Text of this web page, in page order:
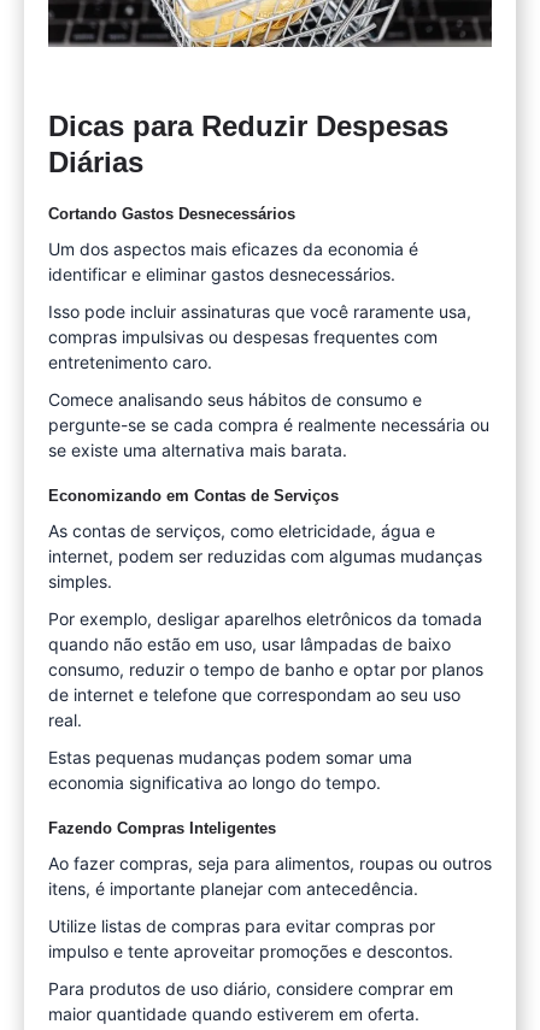
Dicas para Reduzir Despesas
Diárias
Cortando Gastos Desnecessários
Um dos aspectos mais eficazes da economia é
identificar e eliminar gastos desnecessários.
Isso pode incluir assinaturas que você raramente usa,
compras impulsivas ou despesas frequentes com
entretenimento caro.
Comece analisando seus hábitos de consumo e
pergunte-se se cada compra é realmente necessária ou
se existe uma alternativa mais barata.
Economizando em Contas de Serviços
As contas de serviços, como eletricidade, água e
internet, podem ser reduzidas com algumas mudanças
simples.
Por exemplo, desligar aparelhos eletrônicos da tomada
quando não estão em uso, usar lâmpadas de baixo
consumo, reduzir o tempo de banho e optar por planos
de internet e telefone que correspondam ao seu uso
real.
Estas pequenas mudanças podem somar uma
economia significativa ao longo do tempo.
Fazendo Compras Inteligentes
Ao fazer compras, seja para alimentos, roupas ou outros
itens, é importante planejar com antecedência.
Utilize listas de compras para evitar compras por
impulso e tente aproveitar promoções e descontos.
Para produtos de uso diário, considere comprar em
maior quantidade quando estiverem em oferta.